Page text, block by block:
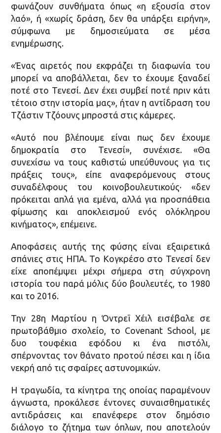
φωνάζουν συνθήματα όπως «η εξουσία στον
λαό», ή «χωρίς δράση, δεν θα υπάρξει ειρήνη»,
σύμφωνα με δημοσιεύματα σε μέσα
ενημέρωσης.
«Ένας αιρετός που εκφράζει τη διαφωνία του
μπορεί να αποβάλλεται, δεν το έχουμε ξαναδεί
ποτέ στο Τενεσί. Δεν έχει συμβεί ποτέ πριν κάτι
τέτοιο στην ιστορία μας», ήταν η αντίδραση του
Τζάστιν Τζόουνς μπροστά στις κάμερες.
«Αυτό που βλέπουμε είναι πως δεν έχουμε
δημοκρατία στο Τενεσί», συνέχισε. «Θα
συνεχίσω να τους καθιστώ υπεύθυνους για τις
πράξεις τους», είπε αναφερόμενους στους
συναδέλφους του κοινοβουλευτικούς· «δεν
πρόκειται απλά για εμένα, αλλά για προσπάθεια
φίμωσης και αποκλεισμού ενός ολόκληρου
κινήματος», επέμεινε.
Αποφάσεις αυτής της φύσης είναι εξαιρετικά
σπάνιες στις ΗΠΑ. Το Κογκρέσο στο Τενεσί δεν
είχε αποπέμψει μέχρι σήμερα στη σύγχρονη
ιστορία του παρά μόλις δύο βουλευτές, το 1980
και το 2016.
Την 28η Μαρτίου η Όντρεϊ Χέιλ εισέβαλε σε
πρωτοβάθμιο σχολείο, το Covenant School, με
δυο τουφέκια εφόδου κι ένα πιστόλι,
σπέρνοντας τον θάνατο προτού πέσει και η ίδια
νεκρή από τις σφαίρες αστυνομικών.
Η τραγωδία, τα κίνητρα της οποίας παραμένουν
άγνωστα, προκάλεσε έντονες συναισθηματικές
αντιδράσεις και επανέφερε στον δημόσιο
διάλογο το ζήτημα των όπλων, που αποτελούν